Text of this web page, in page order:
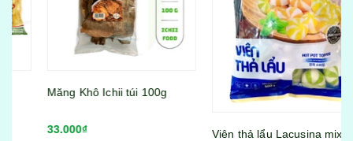
Măng Khô Ichii túi 100g
33.000₫
Viên thả lẩu Lacusina mix vị